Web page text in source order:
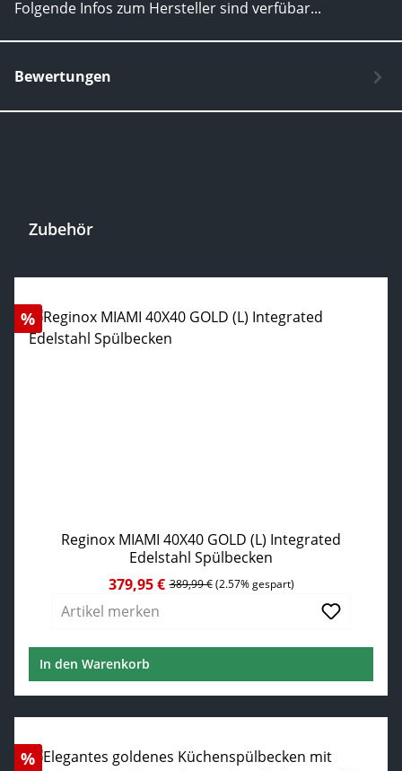
Folgende Infos zum Hersteller sind verfübar...
Bewertungen
Zubehör
Rabatt
%
Reginox MIAMI 40X40 GOLD (L) Integrated
Edelstahl Spülbecken
Verkaufspreis:379,95 € Regulärer Preis:
389,99 € (2.57% gespart)
Artikel merken
In den Warenkorb
Rabatt
%